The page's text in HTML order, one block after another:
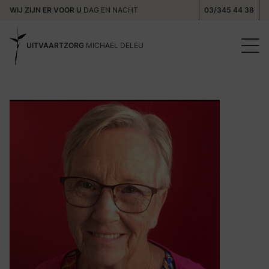
WIJ ZIJN ER VOOR U DAG EN NACHT 03/345 44 38
UITVAARTZORG MICHAEL DELEU